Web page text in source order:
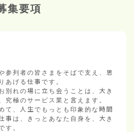
集要項
参列者の皆さまをそばで支え、思
あげる仕事です。
別れの場に立ち会うことは、大き
究極のサービス業と言えます。
て、人生でもっとも印象的な時間
事は、きっとあなた自身を、大き
す。